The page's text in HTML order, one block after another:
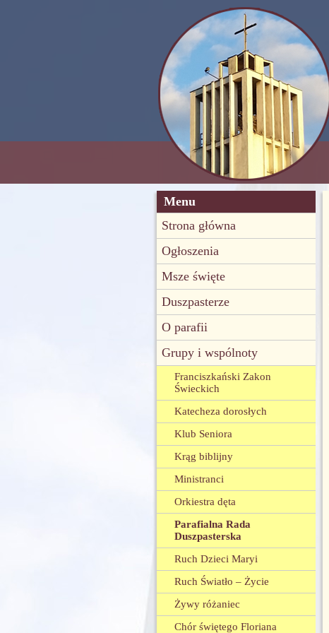
Menu
Strona główna
Ogłoszenia
Msze święte
Duszpasterze
O parafii
Grupy i wspólnoty
Franciszkański Zakon
Świeckich
Katecheza dorosłych
Klub Seniora
Krąg biblijny
Ministranci
Orkiestra dęta
Parafialna Rada
Duszpasterska
Ruch Dzieci Maryi
Ruch Światło – Życie
Żywy różaniec
Chór świętego Floriana